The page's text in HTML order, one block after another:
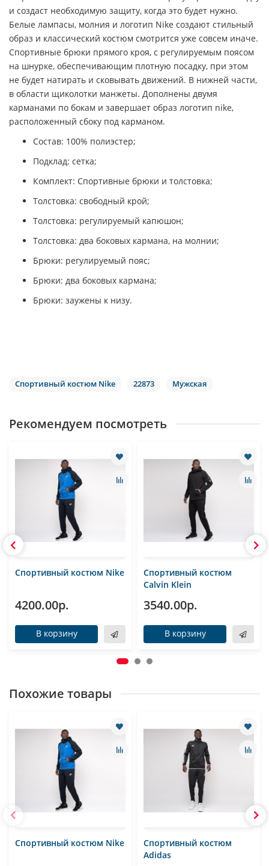
и создаст необходимую защиту, когда это будет нужно.
Белые лампасы, молния и логотип Nike создают стильный
образ и классический костюм смотрится уже совсем иначе.
Спортивные брюки прямого кроя, с регулируемым поясом
на шнурке, обеспечивающим плотную посадку, при этом
не будет натирать и сковывать движений. В нижней части,
в области щиколотки манжеты. Дополнены двумя
карманами по бокам и завершает образ логотип nike,
расположенный сбоку под карманом.
Состав: 100% полиэстер;
Подклад: сетка;
Комплект: Спортивные брюки и толстовка;
Толстовка: свободный крой;
Толстовка: регулируемый капюшон;
Толстовка: два боковых кармана, на молнии;
Брюки: регулируемый пояс;
Брюки: два боковых кармана;
Брюки: заужены к низу.
Спортивный костюм Nike 22873 Мужская
Рекомендуем посмотреть
Спортивный костюм Nike
4200.00р.
В корзину
Спортивный костюм
Calvin Klein
3540.00р.
В корзину
Похожие товары
Спортивный костюм Nike
Спортивный костюм
Adidas